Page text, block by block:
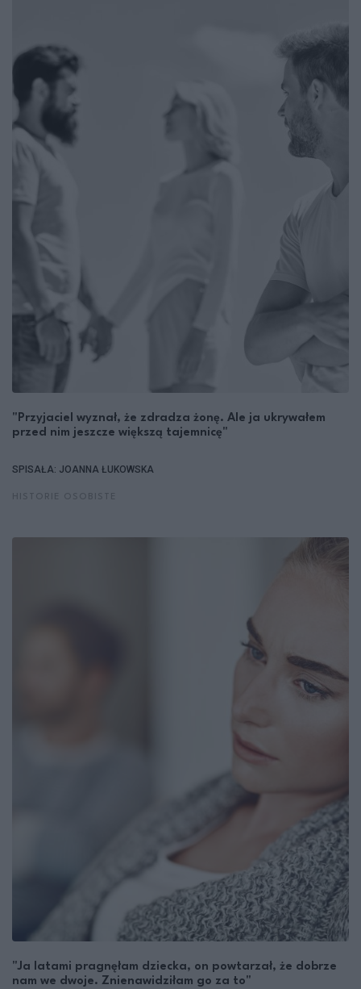
"Przyjaciel wyznał, że zdradza żonę. Ale ja ukrywałem
przed nim jeszcze większą tajemnicę"
SPISAŁA: JOANNA ŁUKOWSKA
"Ja latami pragnęłam dziecka, on powtarzał, że dobrze
nam we dwoje. Znienawidziłam go za to"